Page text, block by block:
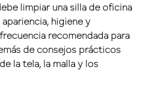
limpiar una silla de oficina
higiene y
recomendada para
de consejos prácticos
la tela, la malla y los